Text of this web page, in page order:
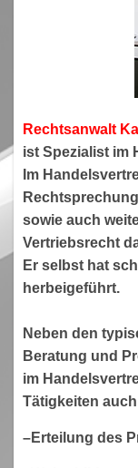
Rechtsanwalt
ist Spezialist im
Im
sowie auch
Vertriebsrecht
Er selbst hat
herbeigeführt.
Neben den
Beratung und
im
Tätigkeiten
–Erteilung des